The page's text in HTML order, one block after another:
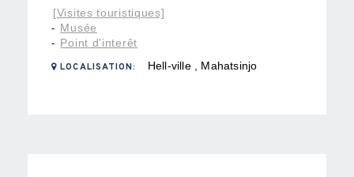
[Visites touristiques]
- Musée
- Point d'interêt
LOCALISATION: Hell-ville , Mahatsinjo